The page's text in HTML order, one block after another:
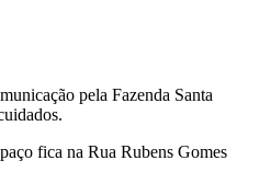
pela Fazenda Santa
fica na Rua Rubens Gomes